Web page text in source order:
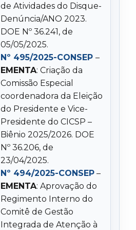
de Atividades do Disque-
Denúncia/ANO 2023.
DOE Nº 36.241, de
05/05/2025.
Nº 495/2025-CONSEP–
EMENTA: Criação da
Comissão Especial
coordenadora da Eleição
do Presidente e Vice-
Presidente do CICSP –
Biênio 2025/2026. DOE
Nº 36.206, de
23/04/2025.
Nº 494/2025-CONSEP –
EMENTA: Aprovação do
Regimento Interno do
Comitê de Gestão
Integrada de Atenção à